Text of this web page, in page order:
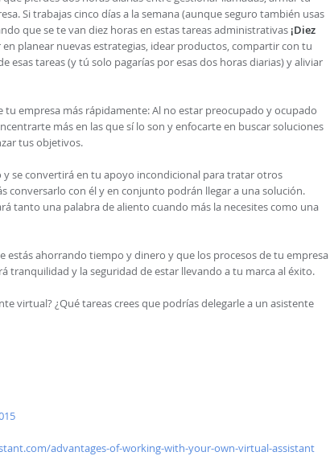
Si trabajas cinco días a la semana (aunque seguro también usas
que se te van diez horas en estas tareas administrativas ¡Diez
planear nuevas estrategias, idear productos, compartir con tu
esas tareas (y tú solo pagarías por esas dos horas diarias) y aliviar
empresa más rápidamente: Al no estar preocupado y ocupado
más en las que sí lo son y enfocarte en buscar soluciones
tus objetivos.
y se convertirá en tu apoyo incondicional para tratar otros
conversarlo con él y en conjunto podrán llegar a una solución.
tanto una palabra de aliento cuando más la necesites como una
estás ahorrando tiempo y dinero y que los procesos de tu empresa
tranquilidad y la seguridad de estar llevando a tu marca al éxito.
virtual? ¿Qué tareas crees que podrías delegarle a un asistente
advantages-of-working-with-your-own-virtual-assistant